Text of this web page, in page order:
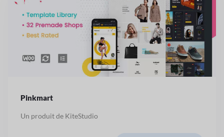
Pinkmart
Un produit de KiteStudio